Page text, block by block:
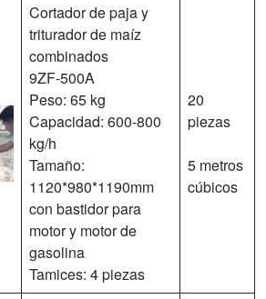
Cortador de paja y
triturador de maíz
combinados
9ZF-500A
Peso: 65 kg
Capacidad: 600-800
kg/h
Tamaño:
1120*980*1190mm
con bastidor para
motor y motor de
gasolina
Tamices: 4 piezas
20
piezas
5 metros
cúbicos